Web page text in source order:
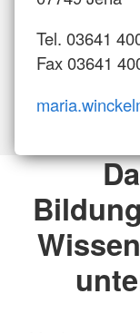
Tel. 03641
Fax 03641